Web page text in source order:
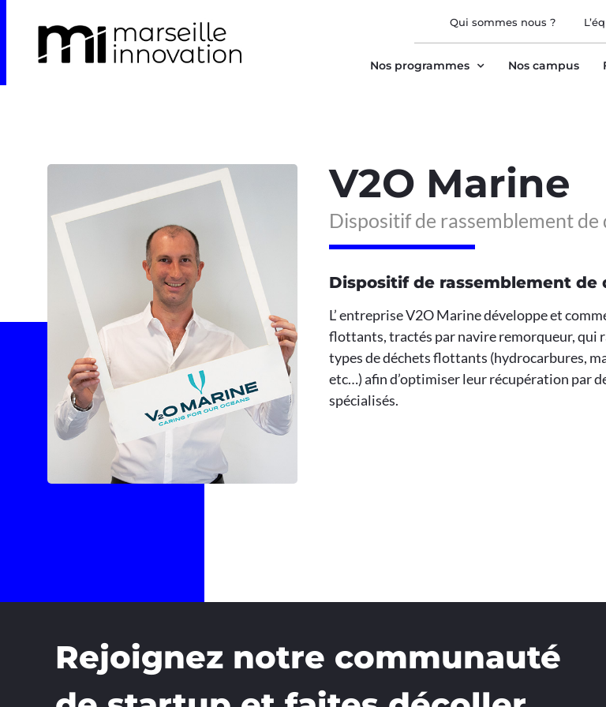
Qui sommes nous ?
Nos programmes Nos campus
V2O Marine
Dispositif de rassemblement de
Dispositif de rassemblement de
L’ entreprise V2O Marine développe et
flottants, tractés par navire remorqueur, qui
types de déchets flottants (hydrocarbures,
etc…) afin d’optimiser leur récupération par
spécialisés.
Rejoignez notre communauté